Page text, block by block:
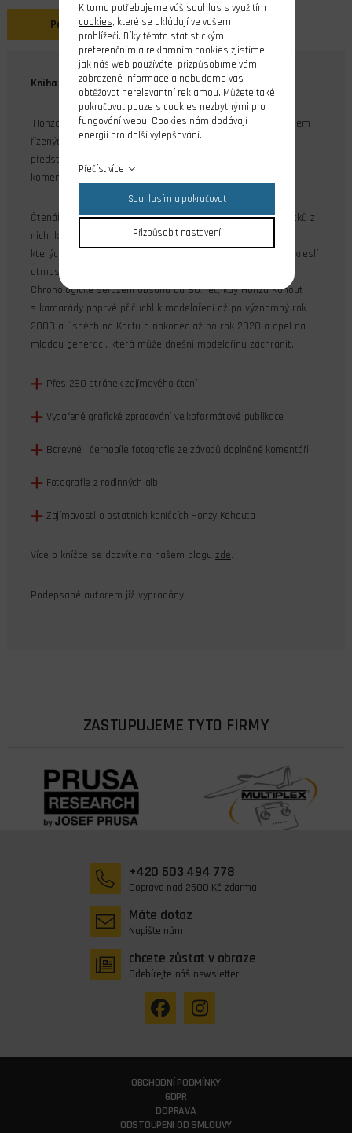
Popis
Kniha od Honzy Kohouta
Honza Kohout patří díky svým úspěchům v kategoriích rádiem
řízených modelů F3J a F3B mezi modelářskou elitu. Nově
představuje svou knihu
komentáře Michal Vágner či Petr Cejnar.
Čtenáře zasvěcuje do velkého množství šampionátů a zážitků z
nich, které Honza se svými kolegy absolvoval a zejména ve
kterých exceloval. Kniha je doplněna fotografiemi, které vykreslí
atmosféru na závodech a čtenáře mnohdy pobaví.
Chronologické seřazení obsahu od 80. let, kdy Honza Kohout
s kamarády poprvé přičuchl k modelaření až po významný rok
2000 a úspěch na Korfu a nakonec až po rok 2020 a apel na
mladou generaci, která může dnešní modelařinu zachránit.
Přes 260 stránek zajímavého čtení
Vydařené grafické zpracování velkoformátové publikace
Barevné i černobíle fotografie ze závodů doplněné komentáři
Fotografie z rodinných alb
Zajímavosti o ostatních koníčcích Honzy Kohouta
Více o knížce se dozvíte na našem blogu zde.
Podepsané autorem již vyprodány.
ZASTUPUJEME TYTO FIRMY
+420 603 494 778
Doprava nad 2500 Kč zdarma
Máte dotaz
Napište nám
chcete zůstat v obraze
Odebírejte náš newsletter
OBCHODNÍ PODMÍNKY
GDPR
DOPRAVA
ODSTOUPENÍ OD SMLOUVY
K tomu potřebujeme váš souhlas s využitím
cookies, které se ukládají ve vašem
prohlížeči. Díky těmto statistickým,
preferenčním a reklamním cookies zjistíme,
jak náš web používáte, přizpůsobíme vám
zobrazené informace a nebudeme vás
obtěžovat nerelevantní reklamou. Můžete také
pokračovat pouze s cookies nezbytnými pro
fungování webu. Cookies nám dodávají
energii pro další vylepšování.
Přečíst více
Souhlasím a pokračovat
Přizpůsobit nastavení